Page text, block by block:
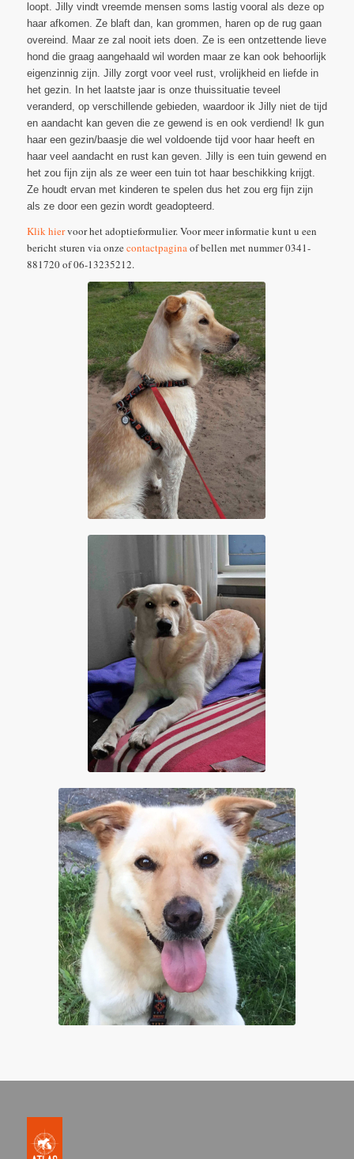
loopt. Jilly vindt vreemde mensen soms lastig vooral als deze op
haar afkomen. Ze blaft dan, kan grommen, haren op de rug gaan
overeind. Maar ze zal nooit iets doen. Ze is een ontzettende lieve
hond die graag aangehaald wil worden maar ze kan ook behoorlijk
eigenzinnig zijn. Jilly zorgt voor veel rust, vrolijkheid en liefde in
het gezin. In het laatste jaar is onze thuissituatie teveel
veranderd, op verschillende gebieden, waardoor ik Jilly niet de tijd
en aandacht kan geven die ze gewend is en ook verdiend! Ik gun
haar een gezin/baasje die wel voldoende tijd voor haar heeft en
haar veel aandacht en rust kan geven. Jilly is een tuin gewend en
het zou fijn zijn als ze weer een tuin tot haar beschikking krijgt.
Ze houdt ervan met kinderen te spelen dus het zou erg fijn zijn
als ze door een gezin wordt geadopteerd.
Klik hiervoor het adoptieformulier. Voor meer informatie kunt u een
bericht sturen via onzecontactpaginaof bellen met nummer 0341-
881720 of 06-13235212.